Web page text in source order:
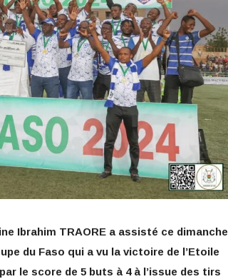
Ibrahim TRAORE a assisté ce dimanche
du Faso qui a vu la victoire de l’Etoile
le score de 5 buts à 4 à l’issue des tirs